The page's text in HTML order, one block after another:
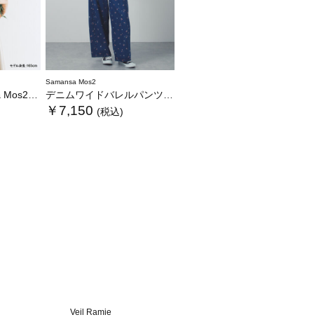
みバッグ
Samansa Mos2
デニムワイドバレルパンツ〈WEB限定SS・XLサイズ〉
￥7,150 (税込)